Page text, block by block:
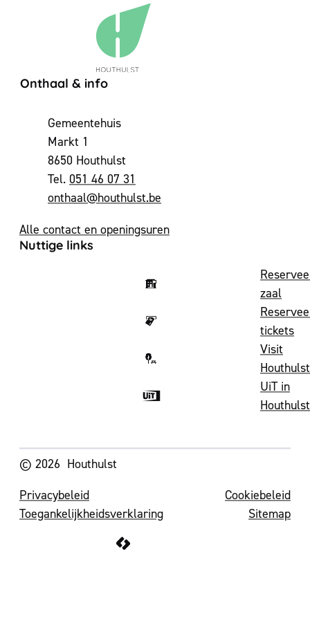
Contact & openingsuren
Onthaal & info
AdresGemeentehuis
Markt 1
,8650 Houthulst
051 46 07 31
E-mailonthaal@houthulst.be
Alle contact en openingsuren
Nuttige links
zaal
tickets
Visit
Houthulst
UiT in
Houthulst
© 2026 Houthulst
Privacybeleid
Cookiebeleid
Toegankelijkheidsverklaring
Sitemap